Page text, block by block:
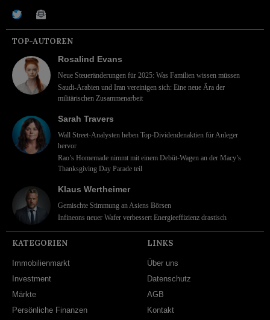
TOP-AUTOREN
Rosalind Evans
Neue Steueränderungen für 2025: Was Familien wissen müssen
Saudi-Arabien und Iran vereinigen sich: Eine neue Ära der
militärischen Zusammenarbeit
Sarah Travers
Wall Street-Analysten heben Top-Dividendenaktien für Anleger
hervor
Rao’s Homemade nimmt mit einem Debüt-Wagen an der Macy’s
Thanksgiving Day Parade teil
Klaus Wertheimer
Gemischte Stimmung an Asiens Börsen
Infineons neuer Wafer verbessert Energieeffizienz drastisch
KATEGORIEN
Immobilienmarkt
Investment
Märkte
Persönliche Finanzen
LINKS
Über uns
Datenschutz
AGB
Kontakt